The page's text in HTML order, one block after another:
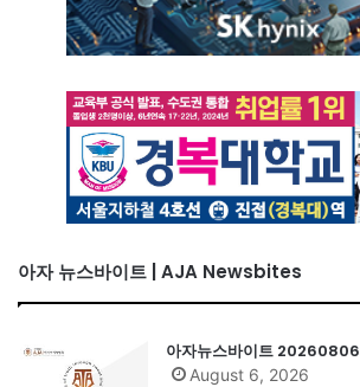
아자 뉴스바이트 | AJA Newsbites
아자뉴스바이트 20260806
August 6, 2026